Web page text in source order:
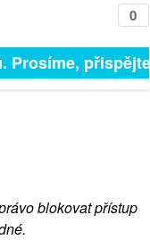
0
přispějte. ➥
blokovat přístup